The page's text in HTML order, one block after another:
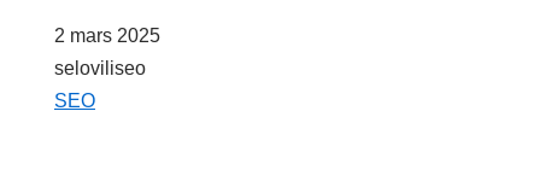
Date2 mars 2025
Auteurseloviliseo
Par rapport à
SEO